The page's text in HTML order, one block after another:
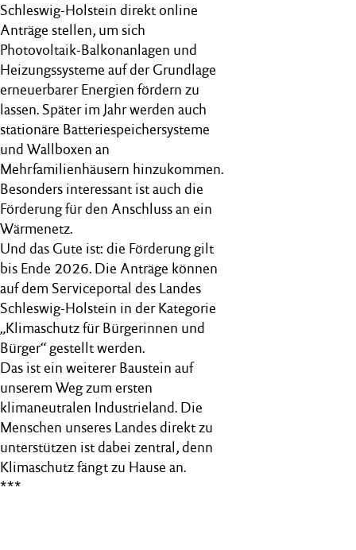
Schleswig-Holstein direkt online
Anträge stellen, um sich
Photovoltaik-Balkonanlagen und
Heizungssysteme auf der Grundlage
erneuerbarer Energien fördern zu
lassen. Später im Jahr werden auch
stationäre Batteriespeichersysteme
und Wallboxen an
Mehrfamilienhäusern hinzukommen.
Besonders interessant ist auch die
Förderung für den Anschluss an ein
Wärmenetz.
Und das Gute ist: die Förderung gilt
bis Ende 2026. Die Anträge können
auf dem Serviceportal des Landes
Schleswig-Holstein in der Kategorie
„Klimaschutz für Bürgerinnen und
Bürger“ gestellt werden.
Das ist ein weiterer Baustein auf
unserem Weg zum ersten
klimaneutralen Industrieland. Die
Menschen unseres Landes direkt zu
unterstützen ist dabei zentral, denn
Klimaschutz fängt zu Hause an.
***